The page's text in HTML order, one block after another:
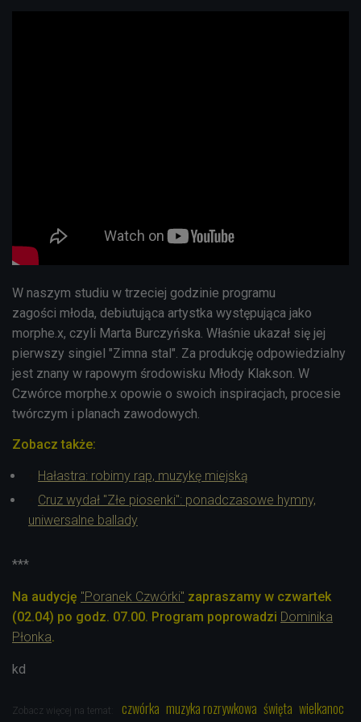
W naszym studiu w trzeciej godzinie programu
zagości młoda, debiutująca artystka występująca jako
morphe.x, czyli Marta Burczyńska. Właśnie ukazał się jej
pierwszy singiel "Zimna stal". Za produkcję odpowiedzialny
jest znany w rapowym środowisku Młody Klakson. W
Czwórce morphe.x opowie o swoich inspiracjach, procesie
twórczym i planach zawodowych.
Zobacz także:
Hałastra: robimy rap, muzykę miejską
Cruz wydał "Złe piosenki": ponadczasowe hymny,
uniwersalne ballady
***
Na audycję "Poranek Czwórki" zapraszamy w czwartek
(02.04) po godz. 07.00. Program poprowadzi Dominika
Płonka.
kd
Zobacz więcej na temat: czwórka muzyka rozrywkowa święta wielkanoc